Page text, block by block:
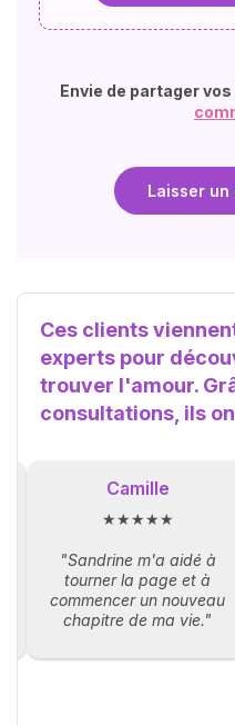
Envie de partager
Laisser un
Ces clients
experts pour
trouver l'amour.
consultations, ils
Camille
★★★★★
"Sandrine m'a aidé à
tourner la page et à
commencer un nouveau
chapitre de ma vie."